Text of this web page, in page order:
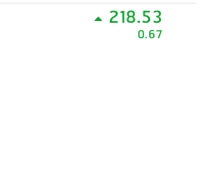
218.53
0.67